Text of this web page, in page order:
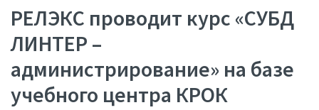
РЕЛЭКС проводит курс «СУБД
ЛИНТЕР –
администрирование» на базе
учебного центра КРОК